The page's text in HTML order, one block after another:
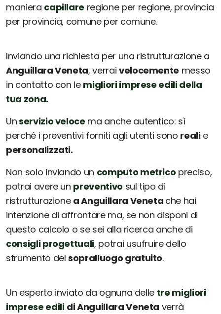
maniera capillare regione per regione, provincia
per provincia, comune per comune.
Inviando una richiesta per una ristrutturazione a
Anguillara Veneta, verrai velocemente messo
in contatto con le migliori imprese edili della
tua zona.
Unservizio veloce ma anche autentico: sì
perché i preventivi forniti agli utenti sono realie
personalizzati.
Non solo inviando un computo metrico preciso,
potrai avere un preventivo sul tipo di
ristrutturazione a Anguillara Veneta che hai
intenzione di affrontare ma, se non disponi di
questo calcolo o se sei alla ricerca anche di
consigli progettuali, potrai usufruire dello
strumento delsopralluogo gratuito.
Un esperto inviato da ognuna delle tre migliori
imprese edili di Anguillara Veneta verrà